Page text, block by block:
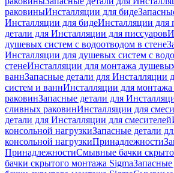
раковиныИнсталляции для биде
Инсталляции для бидеИнсталляции для
детали для Инсталляции для писсуаров
душевых систем с водоотводом в стене
Инсталляции для душевых систем с
стенеИнсталляции для монтажа
ваннЗапасные детали для Инсталляции
систем и ваннИнсталляции для
раковинЗапасные детали для
сливных раковинИнсталляции для
детали для Инсталляции для смесителей
консольной нагрузкиЗапасные детали
консольной нагрузкиПринадлежности
ПринадлежностиСмывные бачки
бачки скрытого монтажа Sigma